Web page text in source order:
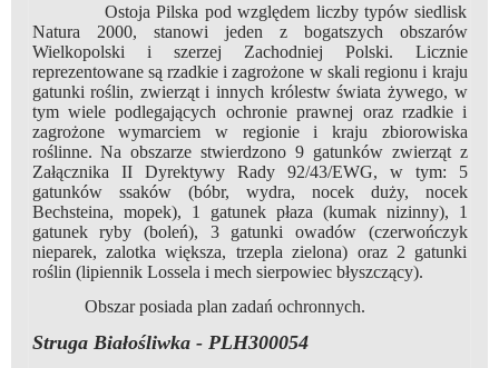
Ostoja Pilska pod względem liczby typów siedlisk
Natura 2000, stanowi jeden z bogatszych obszarów
Wielkopolski i szerzej Zachodniej Polski. Licznie
reprezentowane są rzadkie i zagrożone w skali regionu i kraju
gatunki roślin, zwierząt i innych królestw świata żywego, w
tym wiele podlegających ochronie prawnej oraz rzadkie i
zagrożone wymarciem w regionie i kraju zbiorowiska
roślinne. Na obszarze stwierdzono 9 gatunków zwierząt z
Załącznika II Dyrektywy Rady 92/43/EWG, w tym: 5
gatunków ssaków (bóbr, wydra, nocek duży, nocek
Bechsteina, mopek), 1 gatunek płaza (kumak nizinny), 1
gatunek ryby (boleń), 3 gatunki owadów (czerwończyk
nieparek, zalotka większa, trzepla zielona) oraz 2 gatunki
roślin (lipiennik Lossela i mech sierpowiec błyszczący).
Obszar posiada plan zadań ochronnych.
Struga Białośliwka - PLH300054